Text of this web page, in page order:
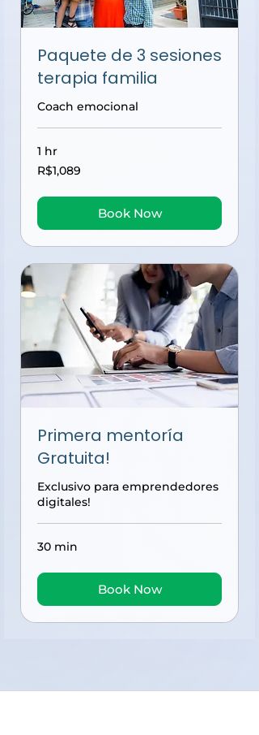
Paquete de 3 sesiones
terapia familia
Coach emocional
1 hr
1,089
Brazilian
R$1,089
Book Now
Primera mentoría
Gratuita!
Exclusivo para emprendedores
digitales!
30 min
Book Now